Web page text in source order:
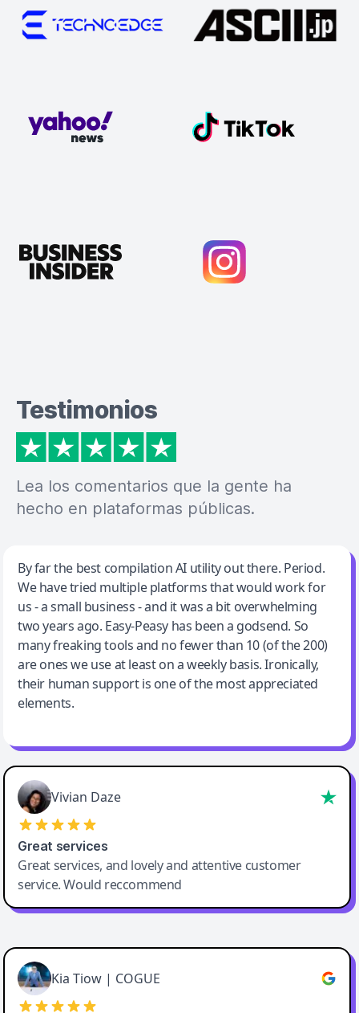
Testimonios
Lea los comentarios que la gente ha
hecho en plataformas públicas.
Jeff Wilson
By far the best compilation AI utility
By far the best compilation AI utility out there. Period.
We have tried multiple platforms that would work for
us - a small business - and it was a bit overwhelming
two years ago. Easy-Peasy has been a godsend. So
many freaking tools and no fewer than 10 (of the 200)
are ones we use at least on a weekly basis. Ironically,
their human support is one of the most appreciated
elements.
Vivian Daze
Great services
Great services, and lovely and attentive customer
service. Would reccommend
Cody Crabb
Great service, Best AI tool
Kia Tiow | COGUE